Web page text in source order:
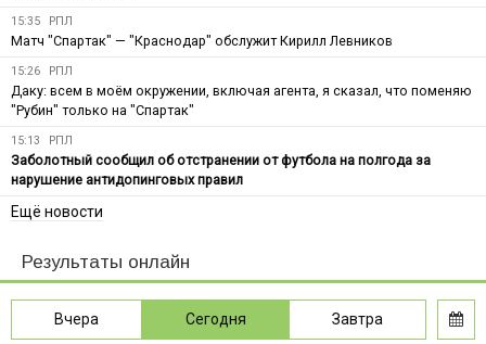
15:35 РПЛ
Матч "Спартак" — "Краснодар" обслужит Кирилл Левников
15:26 РПЛ
Даку: всем в моём окружении, включая агента, я сказал, что поменяю
"Рубин" только на "Спартак"
15:13 РПЛ
Заболотный сообщил об отстранении от футбола на полгода за
нарушение антидопинговых правил
Ещё новости
Результаты онлайн
Вчера Сегодня Завтра